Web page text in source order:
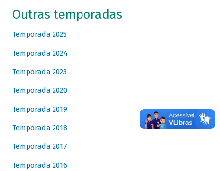
Outras temporadas
Temporada 2025
Temporada 2024
Temporada 2023
Temporada 2020
Temporada 2019
Temporada 2018
Temporada 2017
Temporada 2016